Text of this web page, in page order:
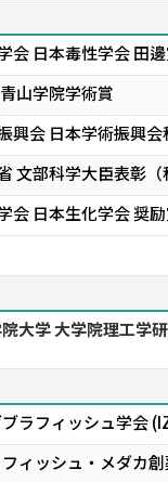
会 日本毒性学会 田
山学院学術賞
興会 日本学術振興
文部科学大臣表彰
会 日本生化学会 奨
大学 大学院理工学
ラフィッシュ学会
ィッシュ・メダカ